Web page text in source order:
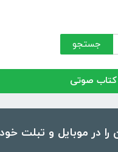
جستجو
کتاب صوتی